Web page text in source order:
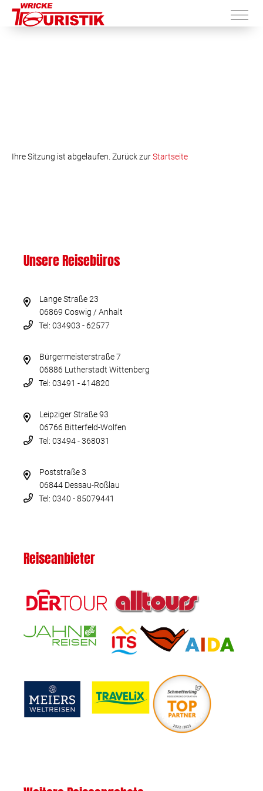
Ihre Sitzung ist abgelaufen. Zurück zurStartseite
Unsere Reisebüros
Lange Straße 23
06869 Coswig / Anhalt
Tel: 034903 - 62577
Bürgermeisterstraße 7
06886 Lutherstadt Wittenberg
Tel: 03491 - 414820
Leipziger Straße 93
06766 Bitterfeld-Wolfen
Tel: 03494 - 368031
Poststraße 3
06844 Dessau-Roßlau
Tel: 0340 - 85079441
Reiseanbieter